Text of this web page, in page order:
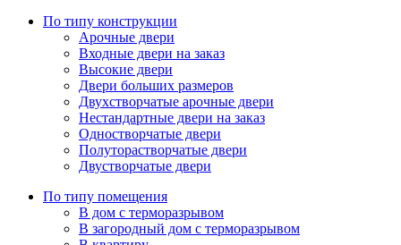
По типу конструкции
Арочные двери
Входные двери на заказ
Высокие двери
Двери больших размеров
Двухстворчатые арочные двери
Нестандартные двери на заказ
Одностворчатые двери
Полуторастворчатые двери
Двустворчатые двери
По типу помещения
В дом с терморазрывом
В загородный дом с терморазрывом